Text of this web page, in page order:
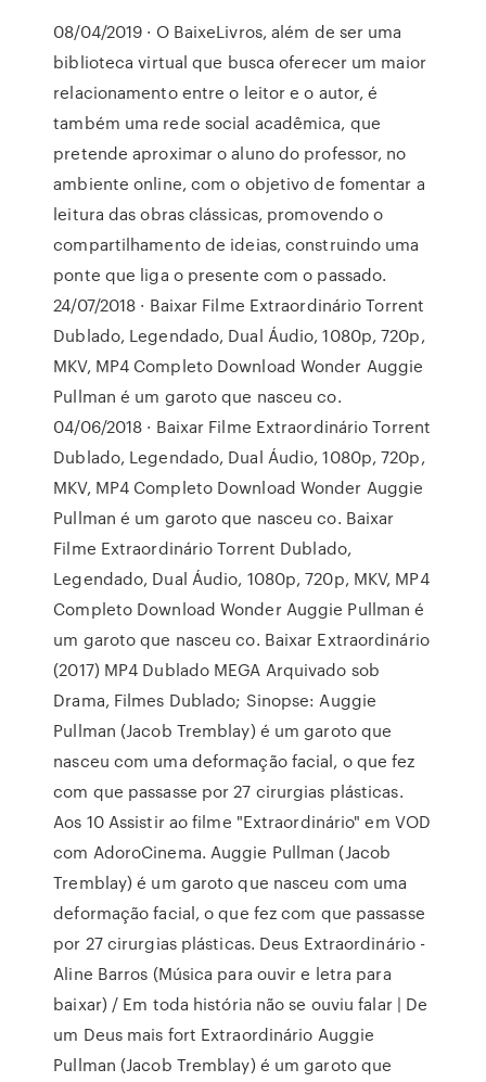
08/04/2019 · O BaixeLivros, além de ser uma
biblioteca virtual que busca oferecer um maior
relacionamento entre o leitor e o autor, é
também uma rede social acadêmica, que
pretende aproximar o aluno do professor, no
ambiente online, com o objetivo de fomentar a
leitura das obras clássicas, promovendo o
compartilhamento de ideias, construindo uma
ponte que liga o presente com o passado.
24/07/2018 · Baixar Filme Extraordinário Torrent
Dublado, Legendado, Dual Áudio, 1080p, 720p,
MKV, MP4 Completo Download Wonder Auggie
Pullman é um garoto que nasceu co.
04/06/2018 · Baixar Filme Extraordinário Torrent
Dublado, Legendado, Dual Áudio, 1080p, 720p,
MKV, MP4 Completo Download Wonder Auggie
Pullman é um garoto que nasceu co. Baixar
Filme Extraordinário Torrent Dublado,
Legendado, Dual Áudio, 1080p, 720p, MKV, MP4
Completo Download Wonder Auggie Pullman é
um garoto que nasceu co. Baixar Extraordinário
(2017) MP4 Dublado MEGA Arquivado sob
Drama, Filmes Dublado; Sinopse: Auggie
Pullman (Jacob Tremblay) é um garoto que
nasceu com uma deformação facial, o que fez
com que passasse por 27 cirurgias plásticas.
Aos 10 Assistir ao filme "Extraordinário" em VOD
com AdoroCinema. Auggie Pullman (Jacob
Tremblay) é um garoto que nasceu com uma
deformação facial, o que fez com que passasse
por 27 cirurgias plásticas. Deus Extraordinário -
Aline Barros (Música para ouvir e letra para
baixar) / Em toda história não se ouviu falar | De
um Deus mais fort Extraordinário Auggie
Pullman (Jacob Tremblay) é um garoto que